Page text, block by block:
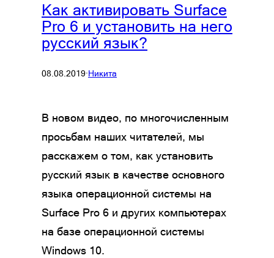
Как активировать Surface
Pro 6 и установить на него
русский язык?
08.08.2019·Никита
В новом видео, по многочисленным
просьбам наших читателей, мы
расскажем о том, как установить
русский язык в качестве основного
языка операционной системы на
Surface Pro 6 и других компьютерах
на базе операционной системы
Windows 10.